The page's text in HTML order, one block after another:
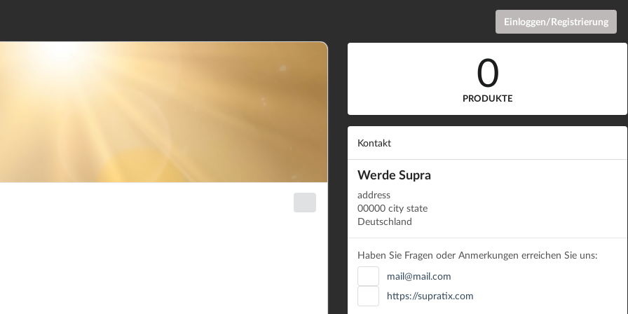
Einloggen/Registrierung
0
PRODUKTE
Kontakt
Werde Supra
address
00000 city state
Deutschland
Haben Sie Fragen oder Anmerkungen erreichen Sie uns:
mail@mail.com
https://supratix.com